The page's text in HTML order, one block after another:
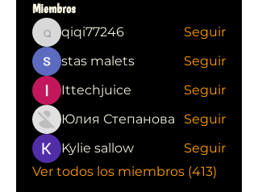
Miembros
qiqi77246
qiqi77246
Seguir
stas malets
Seguir
Ittechjuice
Seguir
Юлия Степанова
Seguir
Kylie sallow
Seguir
Ver todos los miembros (413)